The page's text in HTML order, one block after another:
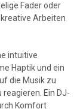
Fader oder
Arbeiten
intuitive
Haptik und ein
die Musik zu
Ein DJ-
Komfort